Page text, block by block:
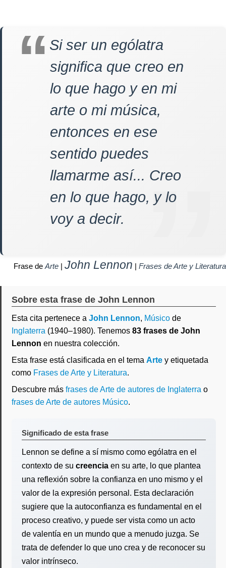
Si ser un ególatra
significa que creo en
lo que hago y en mi
arte o mi música,
entonces en ese
sentido puedes
llamarme así... Creo
en lo que hago, y lo
voy a decir.
Frase de Arte | John Lennon | Frases de Arte y Literatura
Sobre esta frase de John Lennon
Esta cita pertenece a John Lennon, Músico de
Inglaterra (1940–1980). Tenemos 83 frases de John
Lennon en nuestra colección.
Esta frase está clasificada en el tema Arte y etiquetada
como Frases de Arte y Literatura.
Descubre más frases de Arte de autores de Inglaterra o
frases de Arte de autores Músico.
Significado de esta frase
Lennon se define a sí mismo como ególatra en el
contexto de su creencia en su arte, lo que plantea
una reflexión sobre la confianza en uno mismo y el
valor de la expresión personal. Esta declaración
sugiere que la autoconfianza es fundamental en el
proceso creativo, y puede ser vista como un acto
de valentía en un mundo que a menudo juzga. Se
trata de defender lo que uno crea y de reconocer su
valor intrínseco.